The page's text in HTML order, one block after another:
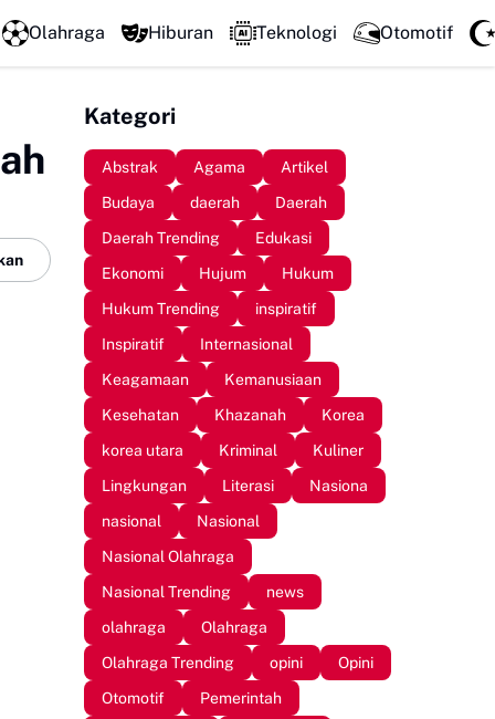
Literatur Institut Minta Polda Metro Jaya Segera Tuntaskan
Olahraga Hiburan Teknologi Otomotif
Kategori
Abstrak Agama
Artikel
Budaya
daerah
Daerah
Daerah Trending
Edukasi
Ekonomi
Hujum
Hukum
Hukum Trending
inspiratif
Inspiratif
Internasional
Keagamaan
Kemanusiaan
Kesehatan
Khazanah
Korea
korea utara
Kriminal
Kuliner
Lingkungan
Literasi
Nasiona
nasional
Nasional
Nasional Olahraga
Nasional Trending
news
olahraga
Olahraga
Olahraga Trending
opini
Opini
Otomotif
Pemerintah